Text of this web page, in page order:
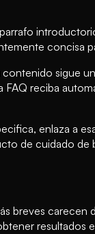
concisa
sigue
reciba
enlaza a
de cuidado de
breves carecen
resultados